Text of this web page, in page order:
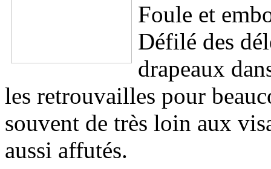
Foule et
Défilé des
drapeaux
les retrouvailles pour
souvent de très loin aux
aussi affutés.